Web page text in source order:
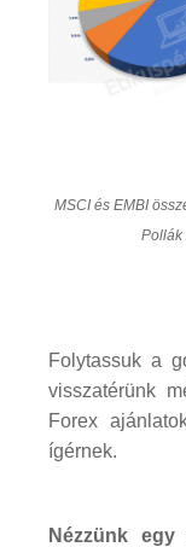
MSCI és EMBI
Pollák
Folytassuk a
visszatérünk
Forex
ígérnek.
Nézzünk